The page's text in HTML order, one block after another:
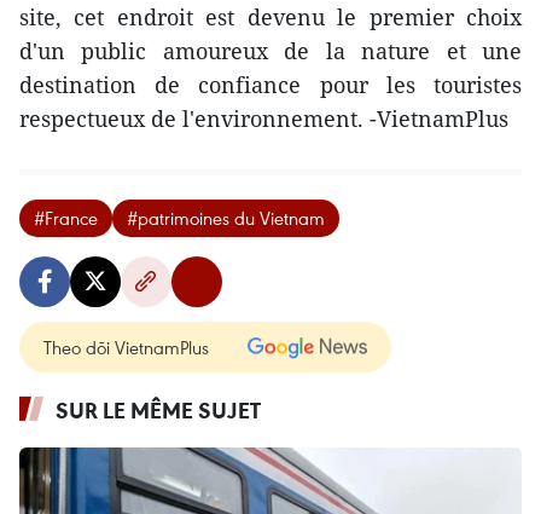
site, cet endroit est devenu le premier choix
d'un public amoureux de la nature et une
destination de confiance pour les touristes
respectueux de l'environnement. -VietnamPlus
#France #patrimoines du Vietnam
Theo dõi VietnamPlus
SUR LE MÊME SUJET